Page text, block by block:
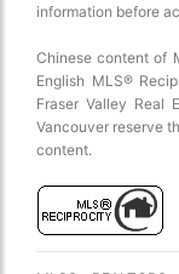
information before
Chinese content of
English MLS®
Fraser Valley Real
Vancouver reserve
content.